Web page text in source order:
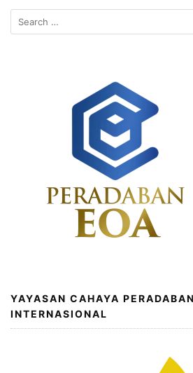
Search
for:
YAYASAN CAHAYA
INTERNASIONAL